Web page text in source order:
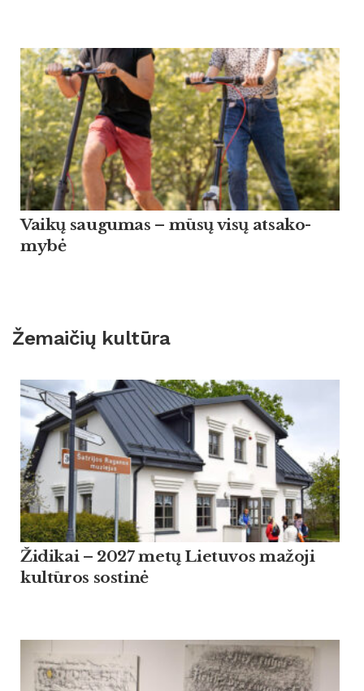
Vaikų sau­gu­mas – mūsų visų at­sa­ko­
mybė
Žemaičių kultūra
Židikai – 2027 metų Lietuvos mažoji
kultūros sostinė